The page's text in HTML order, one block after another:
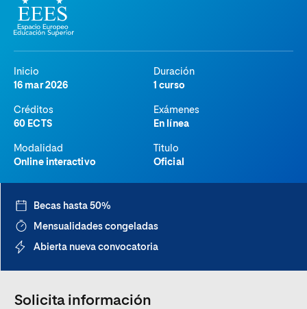
Inicio
16 mar 2026
Duración
1 curso
Créditos
60 ECTS
Exámenes
En línea
Modalidad
Online interactivo
Titulo
Oficial
Becas hasta 50%
Mensualidades congeladas
Abierta nueva convocatoria
Solicita información